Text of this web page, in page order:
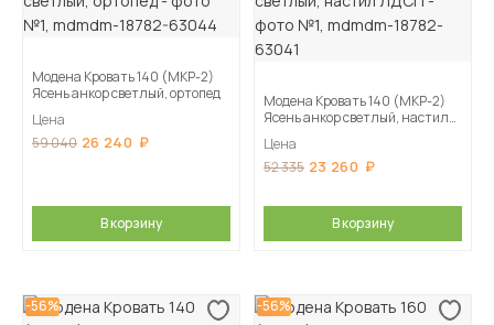
Модена Кровать 140 (МКР-2)
Ясень анкор светлый, ортопед
Цена
59 040 26 240
В корзину
Модена Кровать 140 (МКР-2)
Ясень анкор светлый, настил
Цена
52 335 23 260
В корзину
-56% -56%